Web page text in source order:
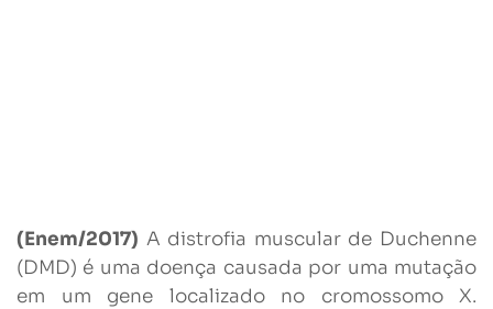
(Enem/2017) A distrofia muscular de Duchenne
(DMD) é uma doença causada por uma mutação
em um gene localizado no cromossomo X.